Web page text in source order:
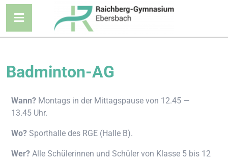
Bad­min­ton-AG
Wann? Mon­tags in der Mit­tags­pau­se von 12.45 —
13.45 Uhr.
Wo? Sport­hal­le des RGE (Hal­le B).
Wer? Alle Schü­le­rin­nen und Schü­ler von Klas­se 5 bis 12